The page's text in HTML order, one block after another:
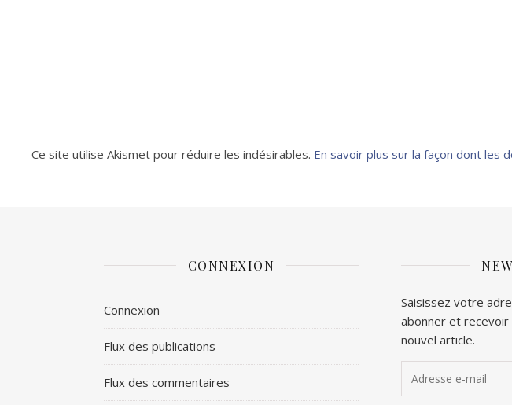
Ce site utilise Akismet pour réduire les indésirables. En savoir plus sur la façon dont les
CONNEXION
Connexion
Flux des publications
Flux des commentaires
Saisissez votre
abonner et recevoir
nouvel article.